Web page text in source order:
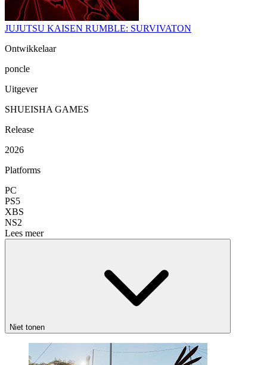
JUJUTSU KAISEN RUMBLE: SURVIVATON
Ontwikkelaar
poncle
Uitgever
SHUEISHA GAMES
Release
2026
Platforms
PC
PS5
XBS
NS2
Lees meer
Niet tonen